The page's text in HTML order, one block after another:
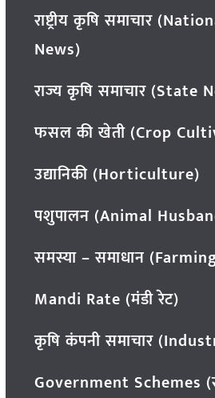
राष्ट्रीय कृषि समाचार
News)
राज्य कृषि समाचार (State
फसल की खेती (Crop
उद्यानिकी (Horticulture)
पशुपालन (Animal
समस्या – समाधान
Mandi Rate (मंडी रेट)
कृषि कंपनी समाचार
Government Schemes